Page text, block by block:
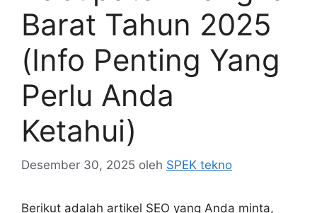
Barat Tahun 2025
(Info Penting Yang
Perlu Anda
Ketahui)
Desember 30, 2025 oleh SPEK tekno
Berikut adalah artikel SEO yang Anda minta,